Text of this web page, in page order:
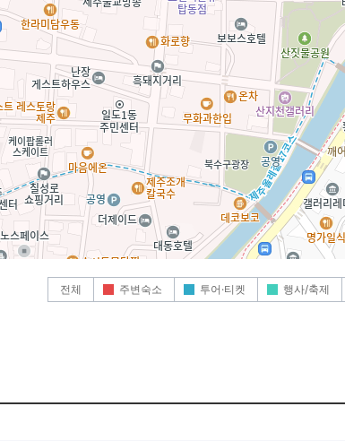
전체 주변숙소 투어·티켓 행사/축제